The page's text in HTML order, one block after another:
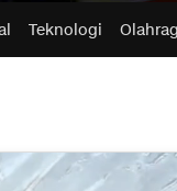
Teknologi